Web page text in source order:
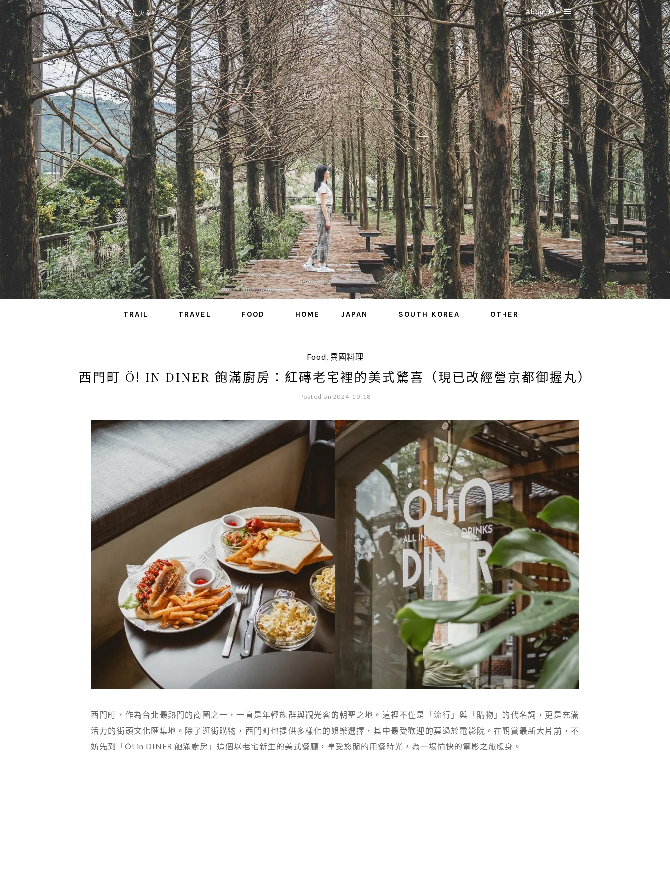
是艾思，不是火拳。 About Me
TRAIL TRAVEL FOOD HOME JAPAN SOUTH KOREA OTHER
Food, 異國料理
西門町 Ö! IN DINER 飽滿廚房：紅磚老宅裡的美式驚喜（現已改經營京都御握丸）
Posted on 2024-10-18
西門町，作為台北最熱門的商圈之一，一直是年輕族群與觀光客的朝聖之地。這裡不僅是「流行」與「購物」的代名詞，更是充滿
活力的街頭文化匯集地。除了逛街購物，西門町也提供多樣化的娛樂選擇，其中最受歡迎的莫過於電影院。在觀賞最新大片前，不
妨先到「Ö! in DINER 飽滿廚房」這個以老宅新生的美式餐廳，享受悠閒的用餐時光，為一場愉快的電影之旅暖身。